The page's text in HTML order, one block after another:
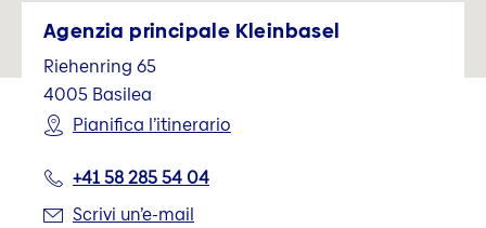
Agenzia principale Kleinbasel
Riehenring 65
4005 Basilea
Pianifica l’itinerario
+41 58 285 54 04
Scrivi un’e-mail